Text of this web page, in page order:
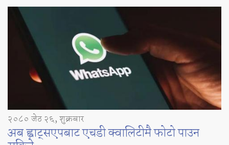
२०८० जेठ २६, शुक्रबार
अब ह्वाट्सएपबाट एचडी क्वालिटीमै फोटो पाउन